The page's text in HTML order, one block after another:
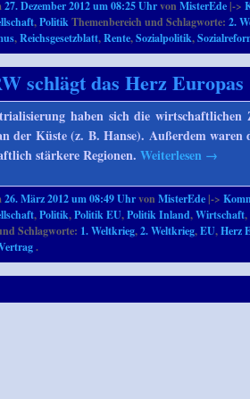
27. Dezember 2012 um 08:25 UhrvonMisterEde |->
,PolitikThemenbereich und Schlagworte:2.
,Reichsgesetzblatt,Rente,Sozialpolitik,
schlägt das Herz Europas
haben sich die wirtschaftlichen
der Küste (z. B. Hanse). Außerdem
stärkere Regionen.Weiterlesen →
26. März 2012 um 08:49 UhrvonMisterEde |->
,Politik,Politik EU,Politik Inland,Wirtschaft,
Schlagworte: 1. Weltkrieg,2. Weltkrieg,EU,Herz
.